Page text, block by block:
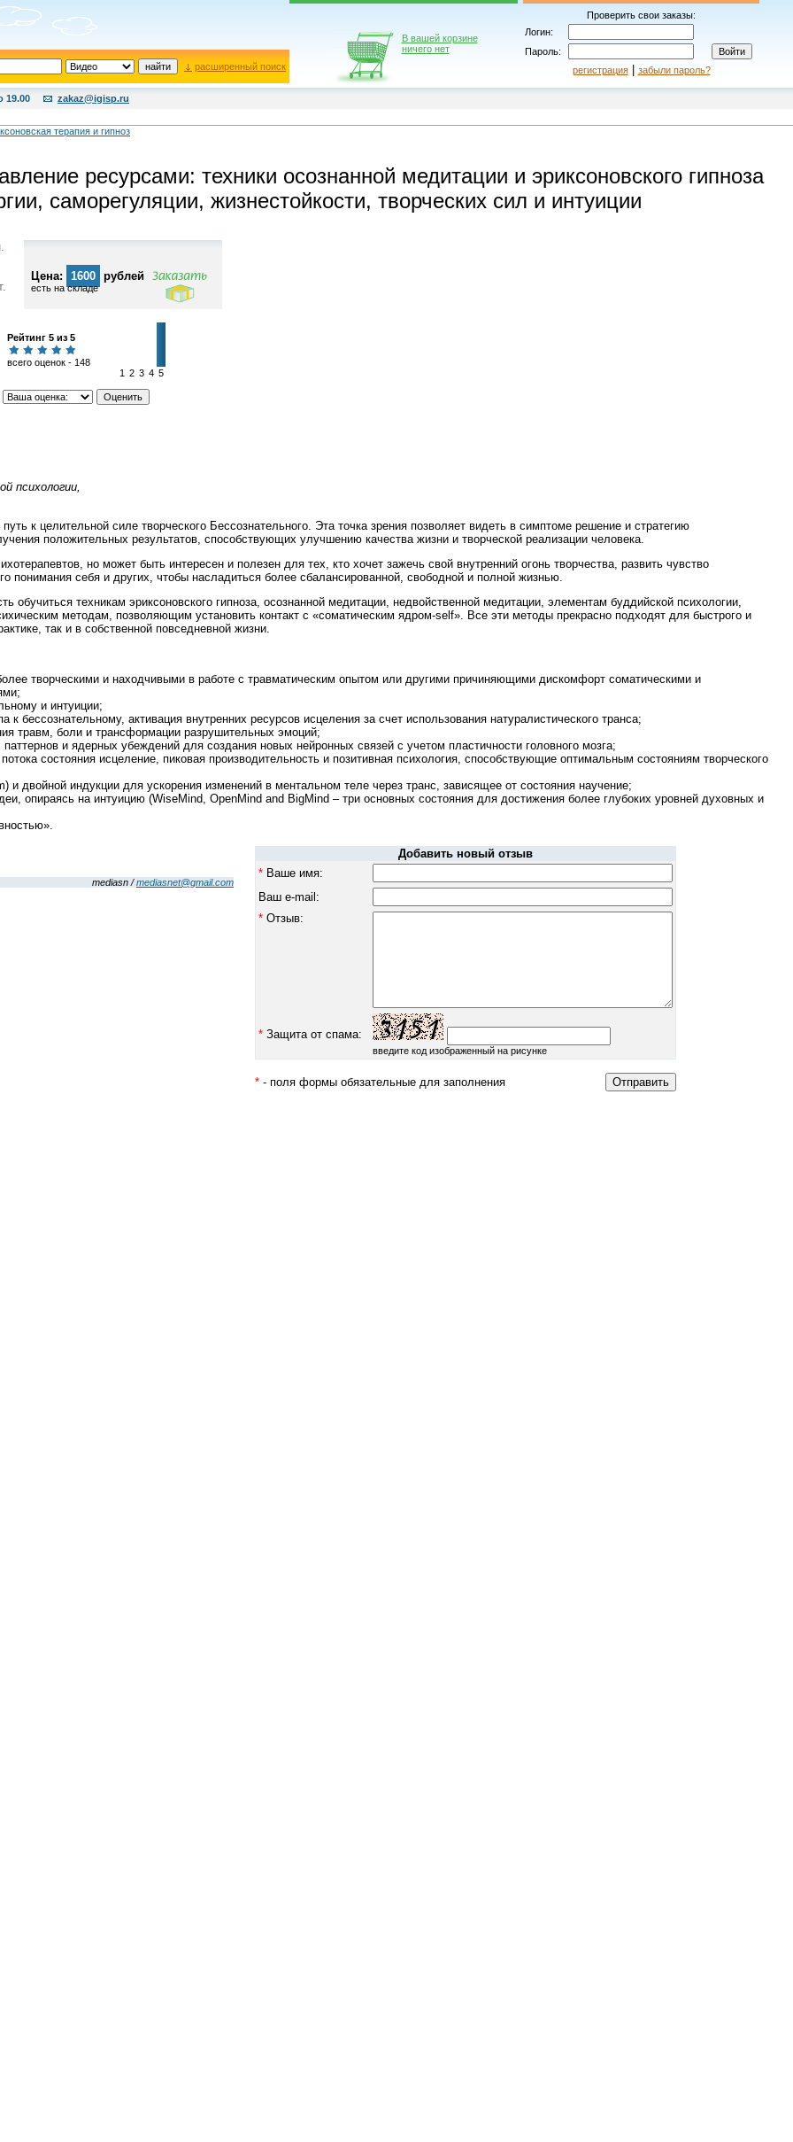
расширенный поиск
В вашей корзине
ничего нет
Проверить свои заказы:
Логин:
Пароль:
регистрация| забыли пароль?
19.00 zakaz@igisp.ru
терапия и гипноз
ресурсами: техники осознанной медитации и эриксоновского гипноза
саморегуляции, жизнестойкости, творческих сил и интуиции
Цена: 1600 рублей
есть на складе
Рейтинг 5 из 5
всего оценок - 148
1 2 3 4 5
психологии,
к целительной силе творческого Бессознательного. Эта точка зрения позволяет видеть в симптоме решение и стратегию
положительных результатов, способствующих улучшению качества жизни и творческой реализации человека.
но может быть интересен и полезен для тех, кто хочет зажечь свой внутренний огонь творчества, развить чувство
понимания себя и других, чтобы насладиться более сбалансированной, свободной и полной жизнью.
обучиться техникам эриксоновского гипноза, осознанной медитации, недвойственной медитации, элементам буддийской психологии,
методам, позволяющим установить контакт с «соматическим ядром-self». Все эти методы прекрасно подходят для быстрого и
так и в собственной повседневной жизни.
творческими и находчивыми в работе с травматическим опытом или другими причиняющими дискомфорт соматическими и
и интуиции;
бессознательному, активация внутренних ресурсов исцеления за счет использования натуралистического транса;
травм, боли и трансформации разрушительных эмоций;
и ядерных убеждений для создания новых нейронных связей с учетом пластичности головного мозга;
состояния исцеление, пиковая производительность и позитивная психология, способствующие оптимальным состояниям творческого
и двойной индукции для ускорения изменений в ментальном теле через транс, зависящее от состояния научение;
опираясь на интуицию (WiseMind, OpenMind and BigMind – три основных состояния для достижения более глубоких уровней духовных и
mediasn /mediasnet@gmail.com
Добавить новый отзыв
* Ваше имя:
Ваш e-mail:
* Отзыв:
* Защита от спама:
введите код изображенный на рисунке
* - поля формы обязательные для заполнения